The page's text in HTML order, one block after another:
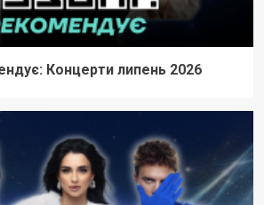
Концерти липень 2026